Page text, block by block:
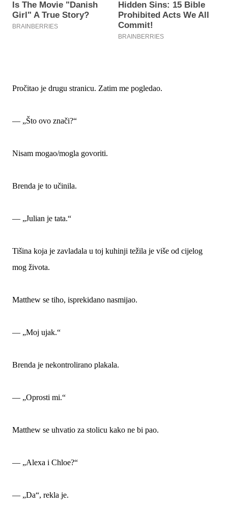
Pročitao je drugu stranicu. Zatim me pogledao.
— „Što ovo znači?“
Nisam mogao/mogla govoriti.
Brenda je to učinila.
— „Julian je tata.“
Tišina koja je zavladala u toj kuhinji težila je više od cijelog
mog života.
Matthew se tiho, isprekidano nasmijao.
— „Moj ujak.“
Brenda je nekontrolirano plakala.
— „Oprosti mi.“
Matthew se uhvatio za stolicu kako ne bi pao.
— „Alexa i Chloe?“
— „Da“, rekla je.